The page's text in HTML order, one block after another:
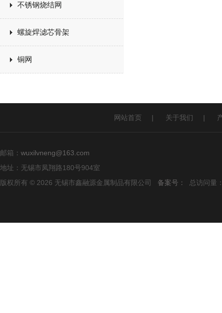
不锈钢烧结网
螺旋焊滤芯骨架
铜网
网站首页 | 关于我们 |
邮箱： wuxilvneng@163.com
地址：无锡市凤翔路180号904室
版权所有 © 2026 无锡市鑫融源金属制品有限公司 备案号： 总访问量